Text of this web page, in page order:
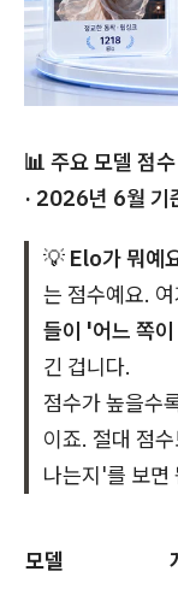
📊 주요 모델 점
· 2026년 6월 기
💡 Elo가 뭐예
는 점수예요.
들이 '어느 쪽
긴 겁니다.
점수가 높을수
이죠. 절대 점
나는지'를 보면
모델